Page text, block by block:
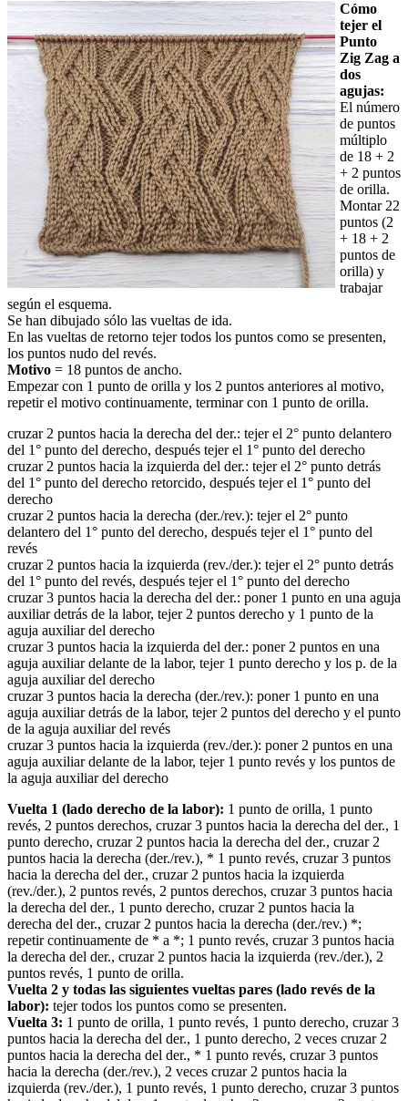
Cómo
tejer el
Punto
Zig Zag a
dos
agujas:
El número
de puntos
múltiplo
de 18 + 2
+ 2 puntos
de orilla.
Montar 22
puntos (2
+ 18 + 2
puntos de
orilla) y
trabajar
según el esquema.
Se han dibujado sólo las vueltas de ida.
En las vueltas de retorno tejer todos los puntos como se presenten,
los puntos nudo del revés.
Motivo = 18 puntos de ancho.
Empezar con 1 punto de orilla y los 2 puntos anteriores al motivo,
repetir el motivo continuamente, terminar con 1 punto de orilla.
cruzar 2 puntos hacia la derecha del der.: tejer el 2° punto delantero
del 1° punto del derecho, después tejer el 1° punto del derecho
cruzar 2 puntos hacia la izquierda del der.: tejer el 2° punto detrás
del 1° punto del derecho retorcido, después tejer el 1° punto del
derecho
cruzar 2 puntos hacia la derecha (der./rev.): tejer el 2° punto
delantero del 1° punto del derecho, después tejer el 1° punto del
revés
cruzar 2 puntos hacia la izquierda (rev./der.): tejer el 2° punto detrás
del 1° punto del revés, después tejer el 1° punto del derecho
cruzar 3 puntos hacia la derecha del der.: poner 1 punto en una aguja
auxiliar detrás de la labor, tejer 2 puntos derecho y 1 punto de la
aguja auxiliar del derecho
cruzar 3 puntos hacia la izquierda del der.: poner 2 puntos en una
aguja auxiliar delante de la labor, tejer 1 punto derecho y los p. de la
aguja auxiliar del derecho
cruzar 3 puntos hacia la derecha (der./rev.): poner 1 punto en una
aguja auxiliar detrás de la labor, tejer 2 puntos del derecho y el punto
de la aguja auxiliar del revés
cruzar 3 puntos hacia la izquierda (rev./der.): poner 2 puntos en una
aguja auxiliar delante de la labor, tejer 1 punto revés y los puntos de
la aguja auxiliar del derecho
Vuelta 1 (lado derecho de la labor): 1 punto de orilla, 1 punto
revés, 2 puntos derechos, cruzar 3 puntos hacia la derecha del der., 1
punto derecho, cruzar 2 puntos hacia la derecha del der., cruzar 2
puntos hacia la derecha (der./rev.), * 1 punto revés, cruzar 3 puntos
hacia la derecha del der., cruzar 2 puntos hacia la izquierda
(rev./der.), 2 puntos revés, 2 puntos derechos, cruzar 3 puntos hacia
la derecha del der., 1 punto derecho, cruzar 2 puntos hacia la
derecha del der., cruzar 2 puntos hacia la derecha (der./rev.) *;
repetir continuamente de * a *; 1 punto revés, cruzar 3 puntos hacia
la derecha del der., cruzar 2 puntos hacia la izquierda (rev./der.), 2
puntos revés, 1 punto de orilla.
Vuelta 2 y todas las siguientes vueltas pares (lado revés de la
labor): tejer todos los puntos como se presenten.
Vuelta 3: 1 punto de orilla, 1 punto revés, 1 punto derecho, cruzar 3
puntos hacia la derecha del der., 1 punto derecho, 2 veces cruzar 2
puntos hacia la derecha del der., * 1 punto revés, cruzar 3 puntos
hacia la derecha (der./rev.), 2 veces cruzar 2 puntos hacia la
izquierda (rev./der.), 1 punto revés, 1 punto derecho, cruzar 3 puntos